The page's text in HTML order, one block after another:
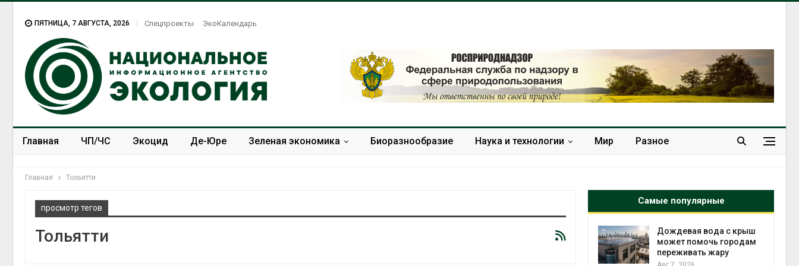
ПЯТНИЦА, 7 АВГУСТА, 2026 Спецпроекты ЭкоКалендарь
Главная ЧП/ЧС Экоцид Де-Юре Зеленая экономика Биоразнообразие Наука и технологии Мир Разное
Главная Тольятти
просмотр тегов
Тольятти
Самые популярные
В Индии проект дата-
Дождевая вода с крыш
может помочь городам
переживать жару